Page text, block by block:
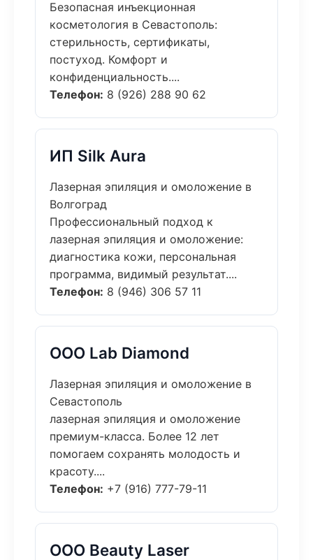
Безопасная инъекционная
косметология в Севастополь:
стерильность, сертификаты,
постуход. Комфорт и
конфиденциальность....
Телефон: 8 (926) 288 90 62
ИП Silk Aura
Лазерная эпиляция и омоложение в
Волгоград
Профессиональный подход к
лазерная эпиляция и омоложение:
диагностика кожи, персональная
программа, видимый результат....
Телефон: 8 (946) 306 57 11
ООО Lab Diamond
Лазерная эпиляция и омоложение в
Севастополь
лазерная эпиляция и омоложение
премиум-класса. Более 12 лет
помогаем сохранять молодость и
красоту....
Телефон: +7 (916) 777-79-11
ООО Beauty Laser